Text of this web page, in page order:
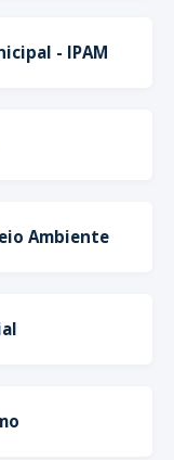
- IPAM
Ambiente